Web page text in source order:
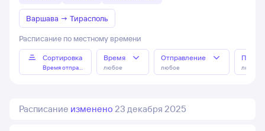
Варшава → Тирасполь
Расписание по местному времени
Сортировка
Время отправления
Время
любое
Отправление
любое любое
Расписание изменено 23 декабря 2025